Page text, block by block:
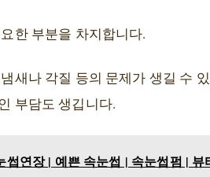
한 부분을 차지합니다.
새나 각질 등의 문제가 생길 수
부담도 생깁니다.
연장 | 예쁜 속눈썹 | 속눈썹펌 | 뷰